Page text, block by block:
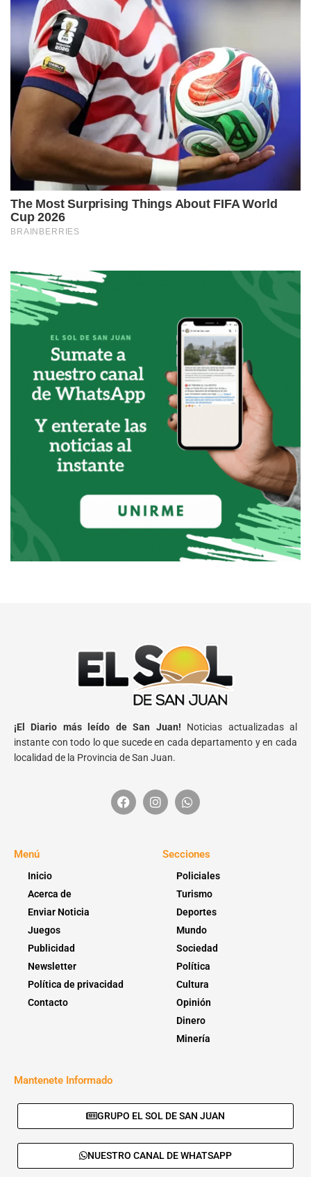
¡El Diario más leído de San Juan! Noticias actualizadas al
instante con todo lo que sucede en cada departamento y en cada
localidad de la Provincia de San Juan.
Menú
Inicio
Acerca de
Enviar Noticia
Juegos
Publicidad
Newsletter
Política de privacidad
Contacto
Secciones
Policiales
Turismo
Deportes
Mundo
Sociedad
Política
Cultura
Opinión
Dinero
Minería
Mantenete Informado
GRUPO EL SOL DE SAN JUAN
NUESTRO CANAL DE WHATSAPP